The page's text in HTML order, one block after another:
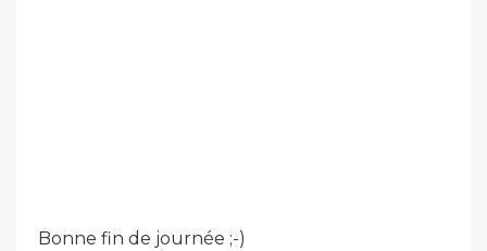
Bonne fin de journée ;-)